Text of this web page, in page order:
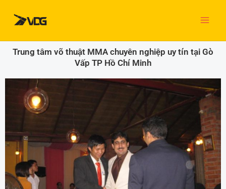
dung
Trung tâm võ thuật MMA chuyên nghiệp uy tín tại Gò
Vấp TP Hồ Chí Minh